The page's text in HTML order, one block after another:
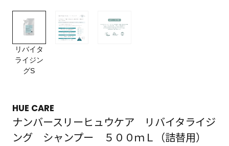
リバイタ
ライジン
グS
HUE CARE
ナンバースリーヒュウケア リバイタライジ
ング シャンプー ５００ｍＬ（詰替用）